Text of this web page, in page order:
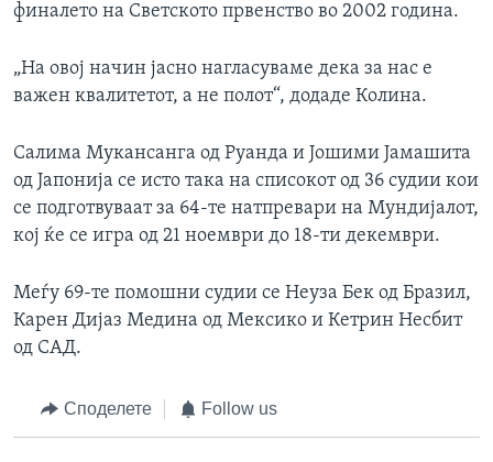
финалето на Светското првенство во 2002 година.
„На овој начин јасно нагласуваме дека за нас е
важен квалитетот, а не полот“, додаде Колина.
Салима Мукансанга од Руанда и Јошими Јамашита
од Јапонија се исто така на списокот од 36 судии кои
се подготвуваат за 64-те натпревари на Мундијалот,
кој ќе се игра од 21 ноември до 18-ти декември.
Меѓу 69-те помошни судии се Неуза Бек од Бразил,
Карен Дијаз Медина од Мексико и Кетрин Несбит
од САД.
Споделете Follow us